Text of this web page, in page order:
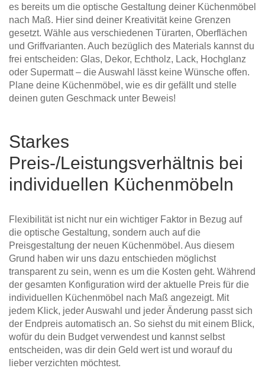
es bereits um die optische Gestaltung deiner Küchenmöbel
nach Maß. Hier sind deiner Kreativität keine Grenzen
gesetzt. Wähle aus verschiedenen Türarten, Oberflächen
und Griffvarianten. Auch bezüglich des Materials kannst du
frei entscheiden: Glas, Dekor, Echtholz, Lack, Hochglanz
oder Supermatt – die Auswahl lässt keine Wünsche offen.
Plane deine Küchenmöbel, wie es dir gefällt und stelle
deinen guten Geschmack unter Beweis!
Starkes
Preis-/Leistungsverhältnis bei
individuellen Küchenmöbeln
Flexibilität ist nicht nur ein wichtiger Faktor in Bezug auf
die optische Gestaltung, sondern auch auf die
Preisgestaltung der neuen Küchenmöbel. Aus diesem
Grund haben wir uns dazu entschieden möglichst
transparent zu sein, wenn es um die Kosten geht. Während
der gesamten Konfiguration wird der aktuelle Preis für die
individuellen Küchenmöbel nach Maß angezeigt. Mit
jedem Klick, jeder Auswahl und jeder Änderung passt sich
der Endpreis automatisch an. So siehst du mit einem Blick,
wofür du dein Budget verwendest und kannst selbst
entscheiden, was dir dein Geld wert ist und worauf du
lieber verzichten möchtest.